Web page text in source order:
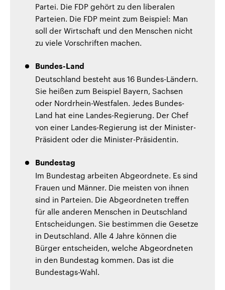
Partei. Die FDP gehört zu den liberalen
Parteien. Die FDP meint zum Beispiel: Man
soll der Wirtschaft und den Menschen nicht
zu viele Vorschriften machen.
Bundes-Land
Deutschland besteht aus 16 Bundes-Ländern.
Sie heißen zum Beispiel Bayern, Sachsen
oder Nordrhein-Westfalen. Jedes Bundes-
Land hat eine Landes-Regierung. Der Chef
von einer Landes-Regierung ist der Minister-
Präsident oder die Minister-Präsidentin.
Bundestag
Im Bundestag arbeiten Abgeordnete. Es sind
Frauen und Männer. Die meisten von ihnen
sind in Parteien. Die Abgeordneten treffen
für alle anderen Menschen in Deutschland
Entscheidungen. Sie bestimmen die Gesetze
in Deutschland. Alle 4 Jahre können die
Bürger entscheiden, welche Abgeordneten
in den Bundestag kommen. Das ist die
Bundestags-Wahl.